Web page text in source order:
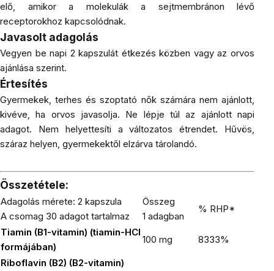
elő, amikor a molekulák a sejtmembránon lévő
receptorokhoz kapcsolódnak.
Javasolt adagolás
Vegyen be napi 2 kapszulát étkezés közben vagy az orvos
ajánlása szerint.
Értesítés
Gyermekek, terhes és szoptató nők számára nem ajánlott,
kivéve, ha orvos javasolja. Ne lépje túl az ajánlott napi
adagot. Nem helyettesíti a változatos étrendet. Hűvös,
száraz helyen, gyermekektől elzárva tárolandó.
Összetétele:
Adagolás mérete: 2 kapszula
A csomag 30 adagot tartalmaz
Összeg
1 adagban
% RHP*
Tiamin (B1-vitamin) (tiamin-HCl
formájában)
100 mg
8333%
Riboflavin (B2) (B2-vitamin)